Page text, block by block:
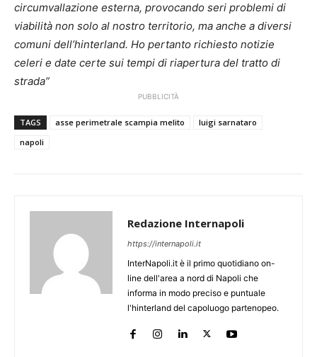
circumvallazione esterna, provocando seri problemi di
viabilità non solo al nostro territorio, ma anche a diversi
comuni dell’hinterland. Ho pertanto richiesto notizie
celeri e date certe sui tempi di riapertura del tratto di
strada”
PUBBLICITÀ
TAGS asse perimetrale scampia melito
luigi sarnataro
napoli
Redazione Internapoli
https://internapoli.it
InterNapoli.it è il primo quotidiano on-
line dell'area a nord di Napoli che
informa in modo preciso e puntuale
l'hinterland del capoluogo partenopeo.